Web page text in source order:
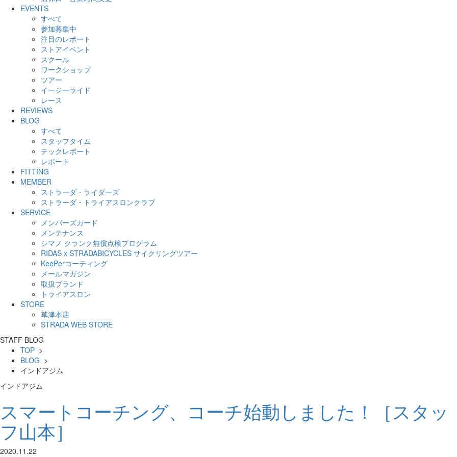
EVENTS
すべて
参加募集中
注目のレポート
ストアイベント
スクール
ワークショップ
ツアー
イージーライド
レース
REVIEWS
BLOG
すべて
スタッフタイム
テックレポート
レポート
FITTING
MEMBER
ストラーダ・ライダーズ
ストラーダ・トライアスロンクラブ
SERVICE
メンバーズカード
メンテナンス
シマノ クランク無償点検プログラム
RIDAS x STRADABICYCLES サイクリングツアー
KeePerコーティング
メールマガジン
取扱ブランド
トライアスロン
STORE
草津本店
STRADA WEB STORE
STAFF BLOG
TOP >
BLOG >
インドアジム
インドアジム
スマートコーチング、コーチ始動しました！［スタッ
フ山本］
2020.11.22